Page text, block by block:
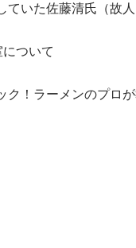
ていた佐藤清氏（故
ついて
ク！ラーメンのプロ